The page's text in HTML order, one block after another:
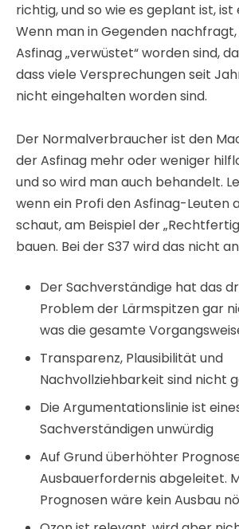
Problem der Lärmspitzen gar
was die gesamte
Transparenz, Plausibilität und
Nachvollziehbarkeit sind nicht
Die Argumentationslinie ist eines
Sachverständigen unwürdig
Auf Grund überhöhter
Ausbauerfordernis abgeleitet.
Prognosen wäre kein Ausbau
Ozon ist relevant, wird aber
fahrlässig
Um
hochgiftigen Stickstoffdioxid
wird der Bau einer
erachtet
LOKALE POLITIK UND
BÜRGERINITIATIVEN
Angesichts dieses
hervorragend, dass spontan so viele